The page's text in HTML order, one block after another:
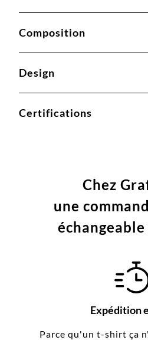
Composition
Design
Certifications
Chez
une
Expédition
Parce qu'un t-shirt ça